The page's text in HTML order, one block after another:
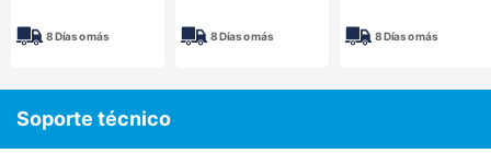
económico, serie
SS300R
8 Días o más 8 Días o más 8 Días o más
Soporte técnico